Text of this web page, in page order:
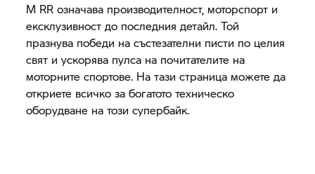
M RR означава производителност, моторспорт и
ексклузивност до последния детайл. Той
празнува победи на състезателни писти по целия
свят и ускорява пулса на почитателите на
моторните спортове. На тази страница можете да
откриете всичко за богатото техническо
оборудване на този супербайк.